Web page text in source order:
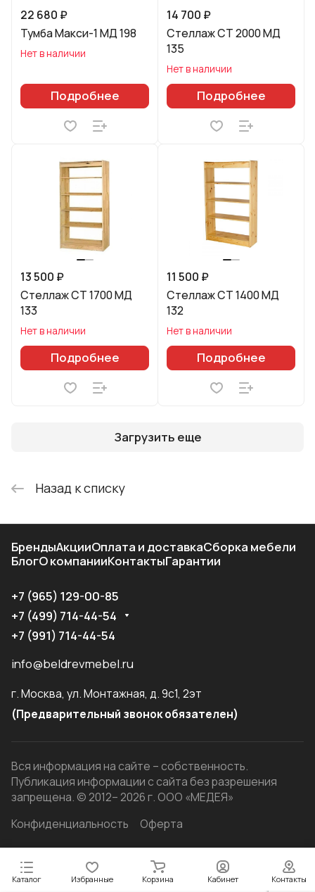
22 680 ₽
Тумба Макси-1 МД 198
Нет в наличии
Подробнее
14 700 ₽
Стеллаж СТ 2000 МД
135
Нет в наличии
Подробнее
13 500 ₽
Стеллаж СТ 1700 МД
133
Нет в наличии
Подробнее
11 500 ₽
Стеллаж СТ 1400 МД
132
Нет в наличии
Подробнее
Загрузить еще
Назад к списку
Каталог Избранные Корзина Кабинет Контакты
БрендыАкцииОплата и доставкаСборка мебели
БлогО компанииКонтактыГарантии
+7 (965) 129-00-85
+7 (499) 714-44-54
+7 (991) 714-44-54
info@beldrevmebel.ru
г. Москва, ул. Монтажная, д. 9с1, 2эт
(Предварительный звонок обязателен)
Вся информация на сайте – собственность.
Публикация информации с сайта без разрешения
запрещена. © 2012– 2026 г. ООО «МЕДЕЯ»
Конфиденциальность
Оферта